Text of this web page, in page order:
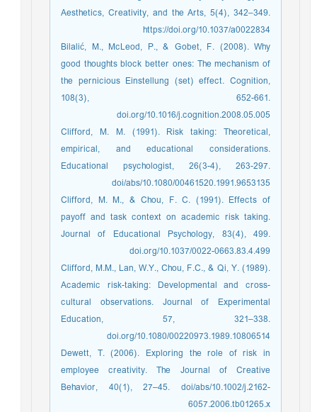
Aesthetics, Creativity, and the Arts, 5(4), 342–349.
https://doi.org/10.1037/a0022834
Bilalić, M., McLeod, P., & Gobet, F. (2008). Why
good thoughts block better ones: The mechanism of
the pernicious Einstellung (set) effect. Cognition,
108(3), 652-661.
doi.org/10.1016/j.cognition.2008.05.005
Clifford, M. M. (1991). Risk taking: Theoretical,
empirical, and educational considerations.
Educational psychologist, 26(3-4), 263-297.
doi/abs/10.1080/00461520.1991.9653135
Clifford, M. M., & Chou, F. C. (1991). Effects of
payoff and task context on academic risk taking.
Journal of Educational Psychology, 83(4), 499.
doi.org/10.1037/0022-0663.83.4.499
Clifford, M.M., Lan, W.Y., Chou, F.C., & Qi, Y. (1989).
Academic risk-taking: Developmental and cross-
cultural observations. Journal of Experimental
Education, 57, 321–338.
doi.org/10.1080/00220973.1989.10806514
Dewett, T. (2006). Exploring the role of risk in
employee creativity. The Journal of Creative
Behavior, 40(1), 27–45. doi/abs/10.1002/j.2162-
6057.2006.tb01265.x